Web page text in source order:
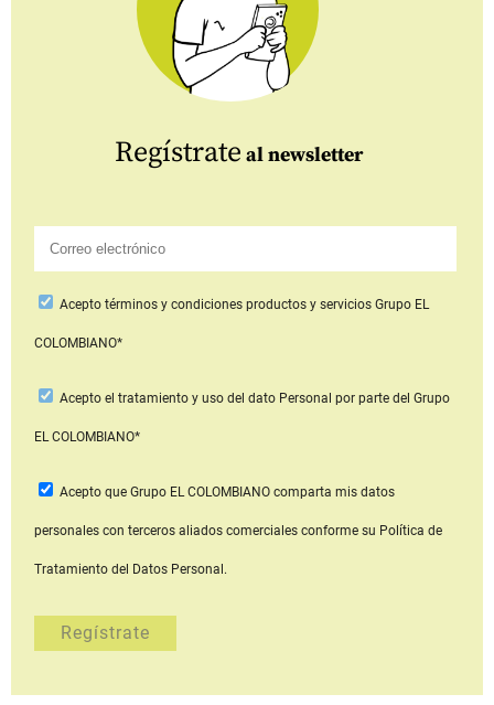
Regístrate al newsletter
Aceptotérminos y condiciones productos y serviciosGrupo EL
COLOMBIANO*
Acepto el tratamiento y uso del dato Personal por parte del Grupo
EL COLOMBIANO*
Acepto que Grupo EL COLOMBIANOcomparta mis datos
personales con terceros aliados comerciales conforme su Política de
Tratamiento del Datos Personal.